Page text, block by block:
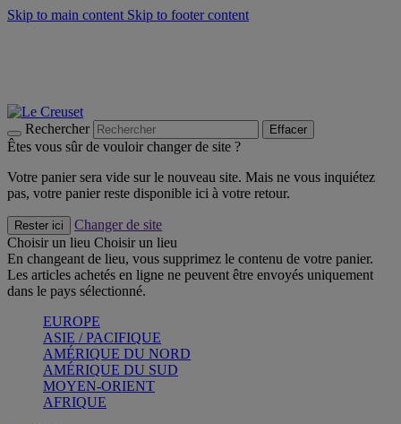
Skip to main content Skip to footer content
Rechercher Effacer
Êtes vous sûr de vouloir changer de site ?
Votre panier sera vide sur le nouveau site. Mais ne vous inquiétez
pas, votre panier reste disponible ici à votre retour.
Rester ici
Changer de site
Choisir un lieu Choisir un lieu
En changeant de lieu, vous supprimez le contenu de votre panier.
Les articles achetés en ligne ne peuvent être envoyés uniquement
dans le pays sélectionné.
EUROPE
ASIE / PACIFIQUE
AMÉRIQUE DU NORD
AMÉRIQUE DU SUD
MOYEN-ORIENT
AFRIQUE